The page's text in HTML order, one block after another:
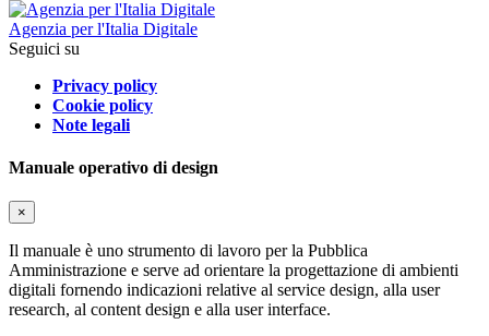
Agenzia per l'Italia Digitale
Seguici su
Privacy policy
Cookie policy
Note legali
Manuale operativo di design
×
Il manuale è uno strumento di lavoro per la Pubblica
Amministrazione e serve ad orientare la progettazione di ambienti
digitali fornendo indicazioni relative al service design, alla user
research, al content design e alla user interface.